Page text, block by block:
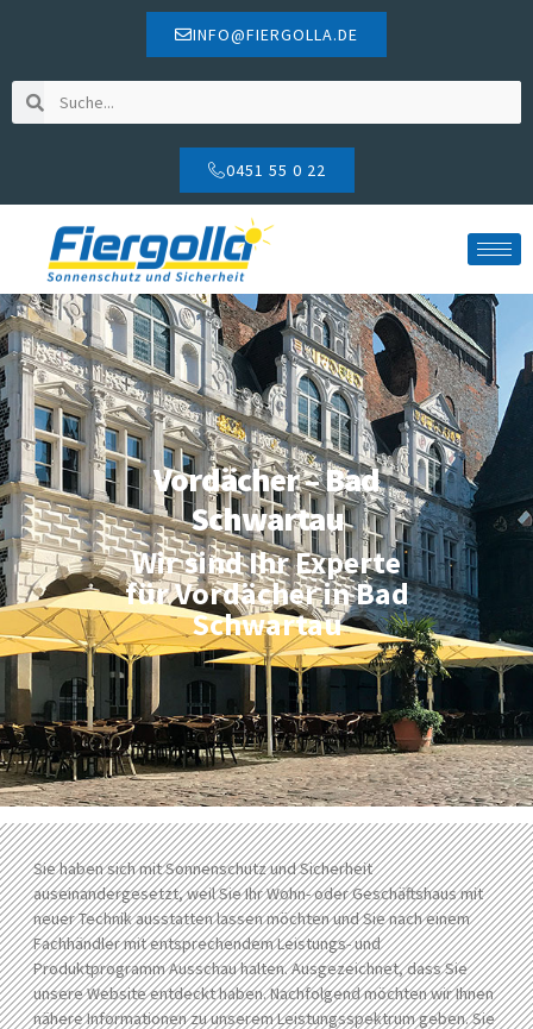
INFO@FIERGOLLA.DE
0451 55 0 22
Vordächer – Bad
Schwartau
Wir sind Ihr Experte
für Vordächer in Bad
Schwartau
Sie haben sich mit Sonnenschutz und Sicherheit
auseinandergesetzt, weil Sie Ihr Wohn- oder Geschäftshaus mit
neuer Technik ausstatten lassen möchten und Sie nach einem
Fachhändler mit entsprechendem Leistungs- und
Produktprogramm Ausschau halten. Ausgezeichnet, dass Sie
unsere Website entdeckt haben. Nachfolgend möchten wir Ihnen
nähere Informationen zu unserem Leistungsspektrum geben. Sie